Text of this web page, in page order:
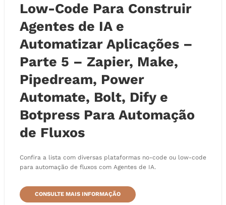
Low-Code Para Construir
Agentes de IA e
Automatizar Aplicações –
Parte 5 – Zapier, Make,
Pipedream, Power
Automate, Bolt, Dify e
Botpress Para Automação
de Fluxos
Confira a lista com diversas plataformas no-code ou low-code
para automação de fluxos com Agentes de IA.
CONSULTE MAIS INFORMAÇÃO